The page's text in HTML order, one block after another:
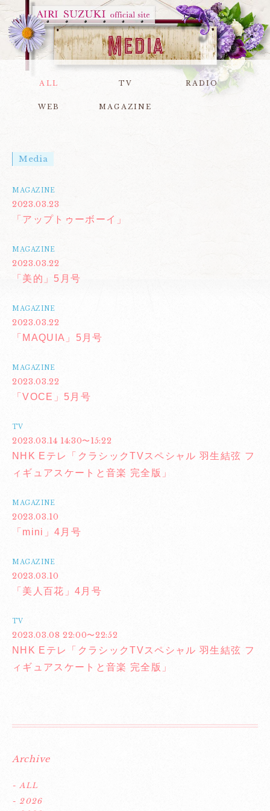
ALL TV RADIO
WEB MAGAZINE
Media
MAGAZINE
2023.03.23
「アップトゥーボーイ」
MAGAZINE
2023.03.22
「美的」5月号
MAGAZINE
2023.03.22
「MAQUIA」5月号
MAGAZINE
2023.03.22
「VOCE」5月号
TV
2023.03.14 14:30〜15:22
NHK Eテレ「クラシックTVスペシャル 羽生結弦 フ
ィギュアスケートと音楽 完全版」
MAGAZINE
2023.03.10
「mini」4月号
MAGAZINE
2023.03.10
「美人百花」4月号
TV
2023.03.08 22:00〜22:52
NHK Eテレ「クラシックTVスペシャル 羽生結弦 フ
ィギュアスケートと音楽 完全版」
Archive
- ALL
- 2026